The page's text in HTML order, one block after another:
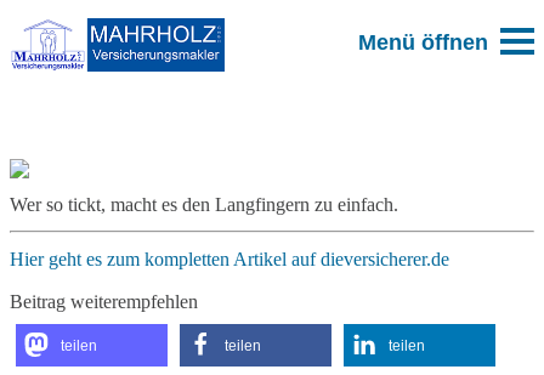
Zum Blog
Wer so tickt, macht es den Langfingern zu einfach.
Hier geht es zum kompletten Artikel auf dieversicherer.de
Beitrag weiterempfehlen
teilen teilen teilen